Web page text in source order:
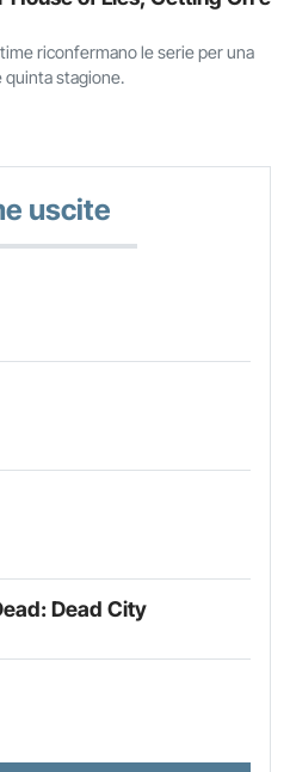
riconfermano le serie per una
quinta stagione.
uscite
Dead City